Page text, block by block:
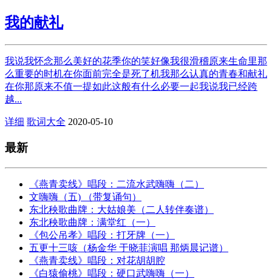
我的献礼
我说我怀念那么美好的花季你的笑好像我很滑稽原来生命里那
么重要的时机在你面前完全是死了机我那么认真的青春和献礼
在你那原来不值一提如此这般有什么必要一起我说我已经跨
越...
详细 歌词大全 2020-05-10
最新
《燕青卖线》唱段：二流水武嗨嗨（二）
文嗨嗨（五) （带复诵句）
东北秧歌曲牌：大姑娘美（二人转伴奏谱）
东北秧歌曲牌：满堂红（一）
《包公吊孝》唱段：打牙牌（一）
五更十三咳（杨金华 于晓菲演唱 那炳晨记谱）
《燕青卖线》唱段：对花胡胡腔
《白猿偷桃》唱段：硬口武嗨嗨（一）